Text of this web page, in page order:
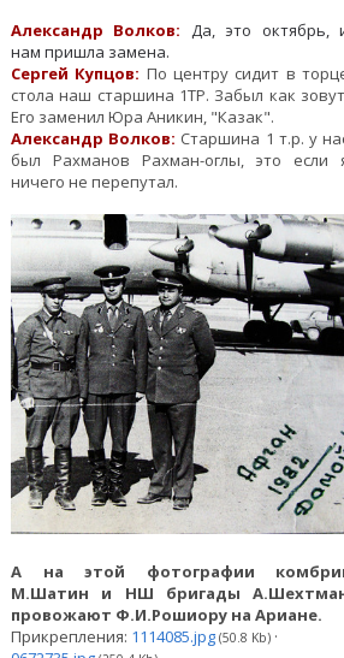
Александр Волков: Да, это октябрь,
нам пришла замена.
Сергей Купцов: По центру сидит в
стола наш старшина 1ТР. Забыл как
Его заменил Юра Аникин, "Казак". ​
Александр Волков: Старшина 1 т.р. у
был Рахманов Рахман-оглы, это если
ничего не перепутал.
А на этой фотографии
М.Шатин и НШ бригады
провожают Ф.И.Рошиору на Ариане.
Прикрепления: 1114085.jpg (50.8 Kb) ·